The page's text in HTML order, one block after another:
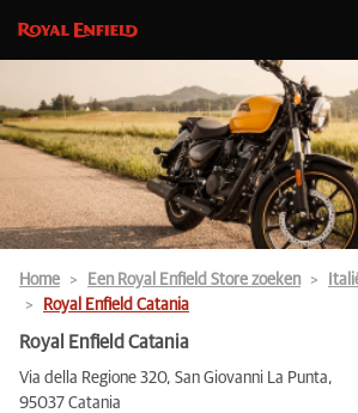
Home Een Royal Enfield Store zoeken
Royal Enfield Catania
Royal Enfield Catania
Via della Regione 320, San Giovanni La Punta,
95037 Catania